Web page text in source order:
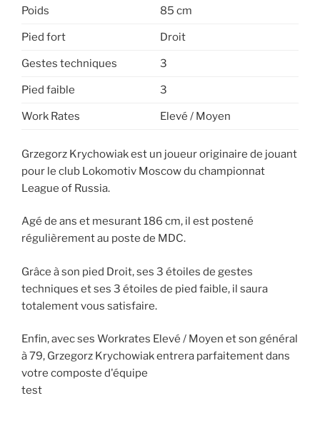
Poids 85 cm
Pied fort Droit
Gestes techniques 3
Pied faible 3
Work Rates Elevé / Moyen
Grzegorz Krychowiak est un joueur originaire de jouant
pour le club Lokomotiv Moscow du championnat
League of Russia.
Agé de ans et mesurant 186 cm, il est postené
régulièrement au poste de MDC.
Grâce à son pied Droit, ses 3 étoiles de gestes
techniques et ses 3 étoiles de pied faible, il saura
totalement vous satisfaire.
Enfin, avec ses Workrates Elevé / Moyen et son général
à 79, Grzegorz Krychowiak entrera parfaitement dans
votre composte d'équipe
test